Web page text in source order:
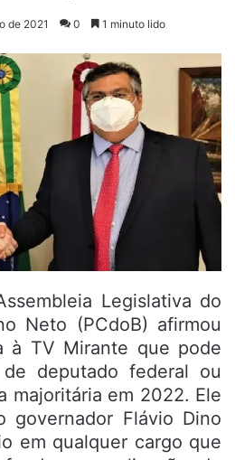
de 2021 0 1 minuto lido
Legislativa do
Neto (PCdoB) afirmou
à TV Mirante que pode
deputado federal ou
majoritária em 2022. Ele
governador Flávio Dino
em qualquer cargo que